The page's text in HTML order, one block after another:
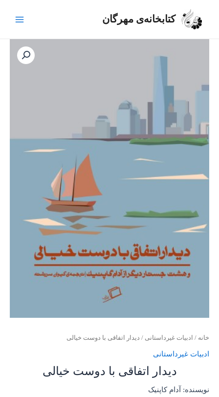
کتابخانه‌ی مهرگان
خانه / ادبیات غیرداستانی / دیدار اتفاقی با دوست خیالی
ادبیات غیرداستانی
دیدار اتفاقی با دوست خیالی
نویسنده: آدام کاپنیک